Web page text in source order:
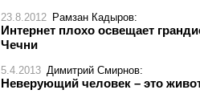
23.8.2012 Рамзан Кадыров:
Интернет плохо освещает
Чечни
5.4.2013 Димитрий Смирнов:
Неверующий человек – это